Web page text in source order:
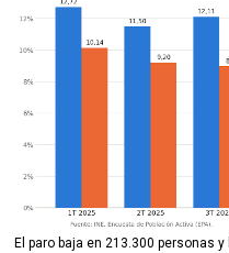
El paro baja en 213.300 personas